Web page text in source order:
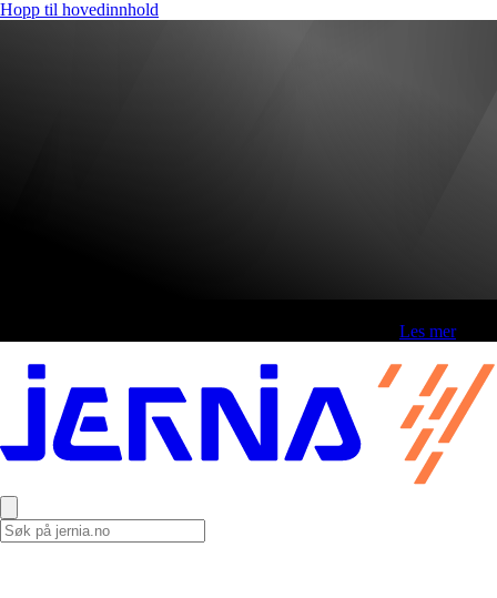
Hopp til hovedinnhold
Les mer